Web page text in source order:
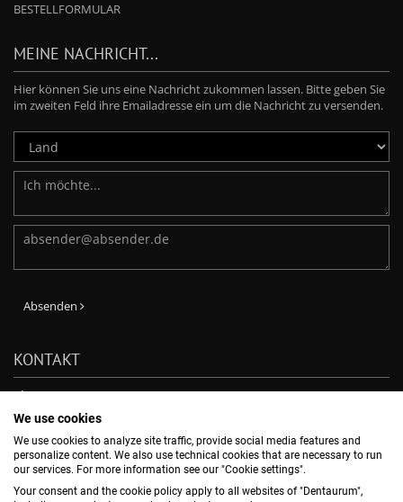
BESTELLFORMULAR
MEINE NACHRICHT...
Hier können Sie uns eine Nachricht zukommen lassen. Bitte geben Sie
im zweiten Feld ihre Emailadresse ein um die Nachricht zu versenden.
Absenden
KONTAKT
Phone: +49-7231-803-210
E-Mail:
verkauf@dentaurum.de
DENTAURUM GmbH & Co. KG
Turnstr. 31, 75228 Ispringen, -
We use cookies
We use cookies to analyze site traffic, provide social media features and
personalize content. We also use technical cookies that are necessary to run
our services. For more information see our "Cookie settings".
Your consent and the cookie policy apply to all websites of "Dentaurum",